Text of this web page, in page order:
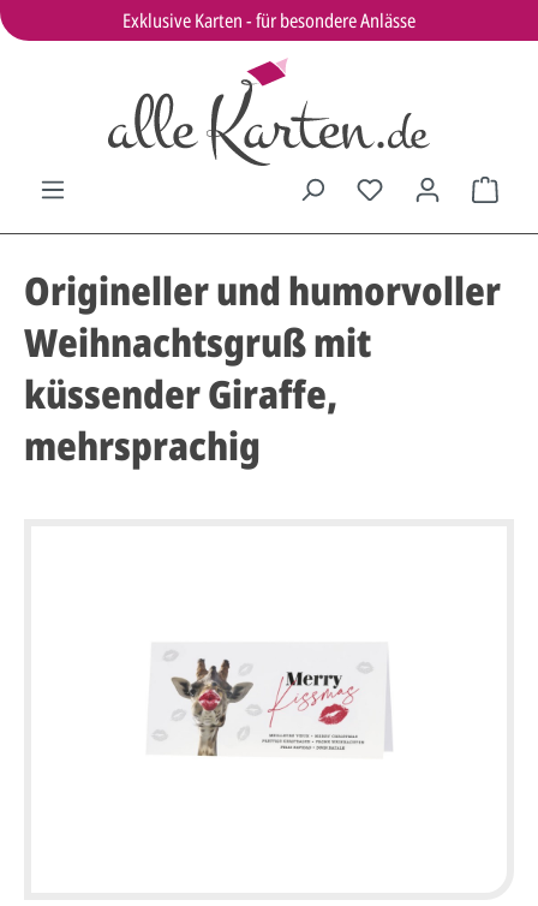
Exklusive Karten - für besondere Anlässe
Origineller und humorvoller
Weihnachtsgruß mit
küssender Giraffe,
mehrsprachig